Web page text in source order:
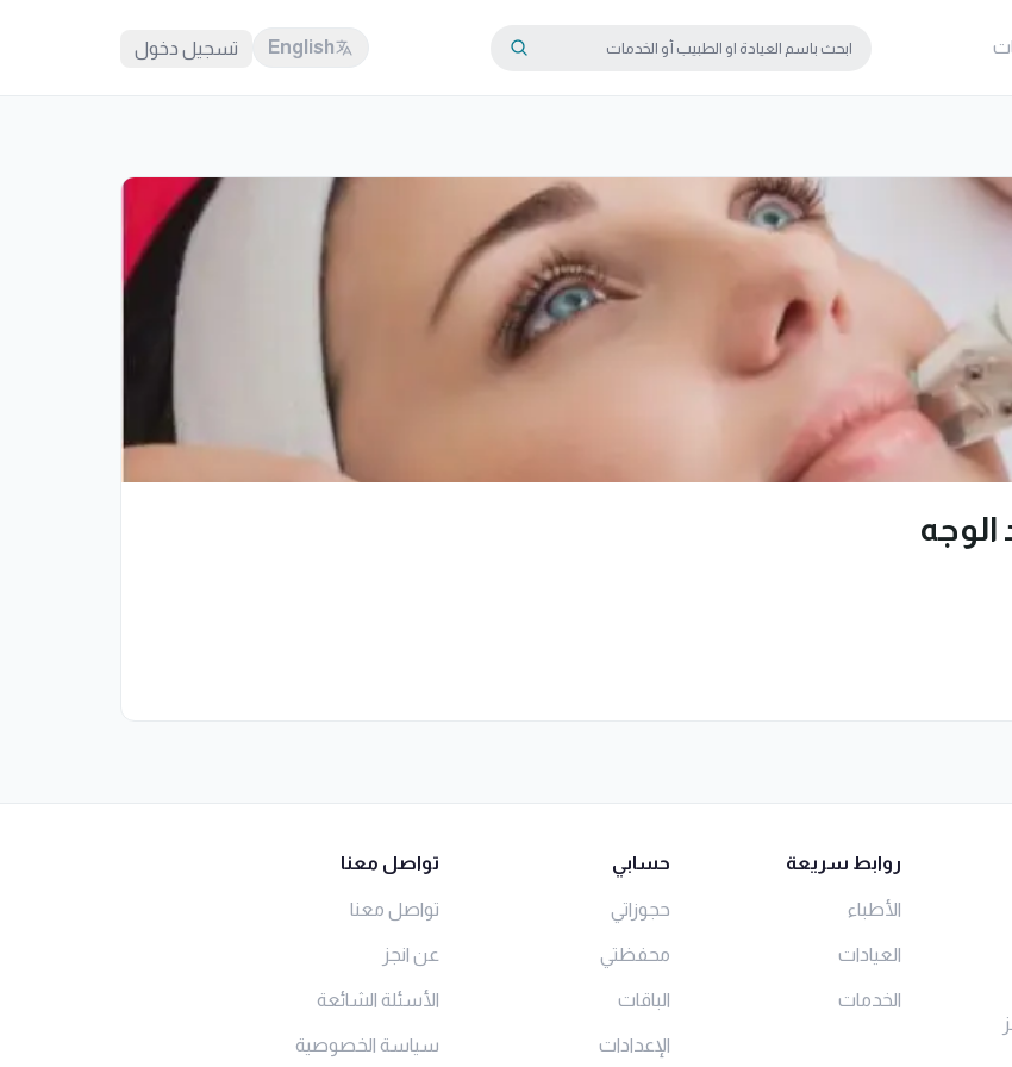
English تسجيل دخول
روابط سريعة
الأطباء
العيادات
الخدمات
حسابي
حجوزاتي
محفظتي
الباقات
الإعدادات
تواصل معنا
تواصل معنا
عن انجز
الأسئلة الشائعة
سياسة الخصوصية